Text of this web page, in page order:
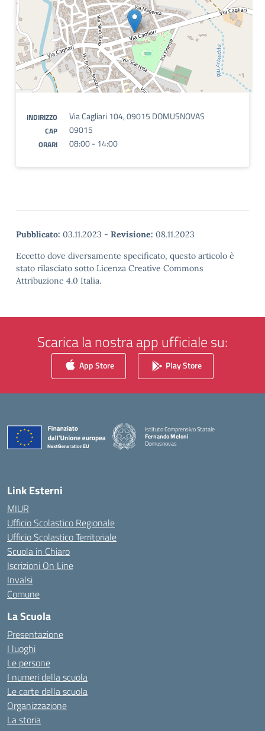
INDIRIZZO Via Cagliari 104, 09015 DOMUSNOVAS
CAP 09015
ORARI 08:00 - 14:00
Pubblicato: 03.11.2023 - Revisione: 08.11.2023
Eccetto dove diversamente specificato, questo articolo è
stato rilasciato sotto Licenza Creative Commons
Attribuzione 4.0 Italia.
Scarica la nostra app ufficiale su:
App Store Play Store
Istituto Comprensivo Statale
Fernando Meloni
Domusnovas
Link Esterni
MIUR
Ufficio Scolastico Regionale
Ufficio Scolastico Territoriale
Scuola in Chiaro
Iscrizioni On Line
Invalsi
Comune
La Scuola
Presentazione
I luoghi
Le persone
I numeri della scuola
Le carte della scuola
Organizzazione
La storia